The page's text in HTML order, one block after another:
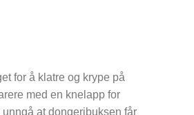
for å klatre og krype på
med en knelapp for
at dongeribuksen får